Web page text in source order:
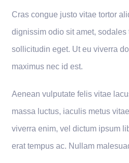
Cras congue justo vitae tortor
dignissim odio sit amet,
sollicitudin eget. Ut eu viverra
maximus nec id est.
Aenean vulputate felis vitae
massa luctus, iaculis metus
viverra enim, vel dictum ipsum
erat tempus ac. Nullam